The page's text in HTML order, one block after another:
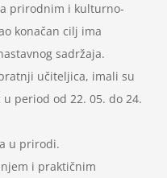
prirodnim i kulturno-
konačan cilj ima
sadržaja.
učiteljica, imali su
period od 22. 05. do 24.
u prirodi.
i praktičnim